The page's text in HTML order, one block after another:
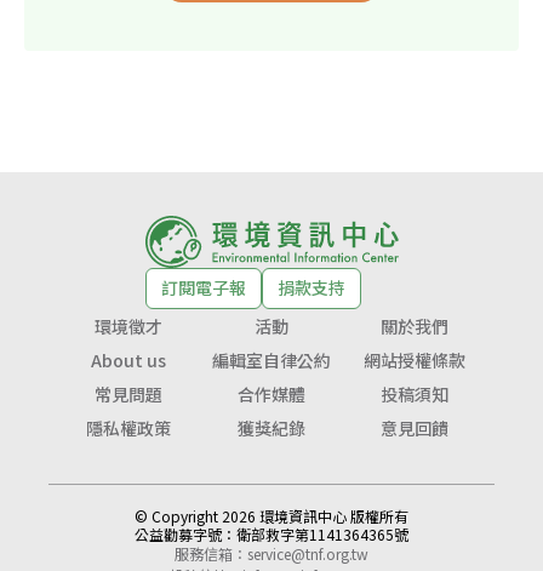
訂閱電子報
捐款支持
環境徵才
活動
關於我們
About us
編輯室自律公約
網站授權條款
常見問題
合作媒體
投稿須知
隱私權政策
獲獎紀錄 意見回饋
© Copyright 2026 環境資訊中心 版權所有
公益勸募字號： 衛部救字第1141364365號
服務信箱： service@tnf.org.tw